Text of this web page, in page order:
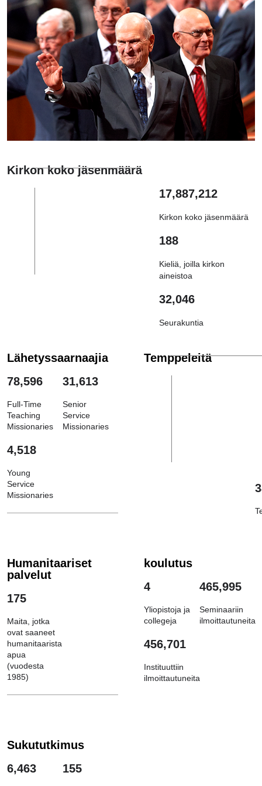
Kirkon koko jäsenmäärä
17,887,212
Kirkon koko jäsenmäärä
188
Kieliä, joilla kirkon
aineistoa
32,046
Seurakuntia
Lähetyssaarnaajia
78,596
Full-Time
Teaching
Missionaries
31,613
Senior
Service
Missionaries
4,518
Young
Service
Missionaries
Temppeleitä
Humanitaariset
palvelut
175
Maita, jotka
ovat saaneet
humanitaarista
apua
(vuodesta
1985)
koulutus
4
Yliopistoja ja
collegeja
465,995
Seminaariin
ilmoittautuneita
456,701
Instituuttiin
ilmoittautuneita
Sukututkimus
6,463
155